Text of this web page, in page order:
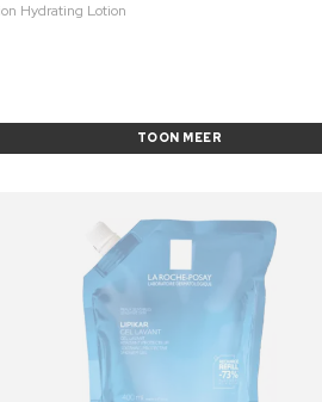
Hydrating Lotion
TOON MEER